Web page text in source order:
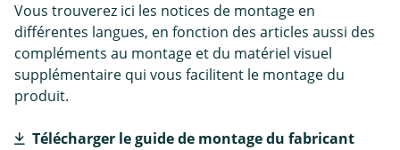
Vous trouverez ici les notices de montage en
différentes langues, en fonction des articles aussi des
compléments au montage et du matériel visuel
supplémentaire qui vous facilitent le montage du
produit.
Télécharger le guide de montage du fabricant